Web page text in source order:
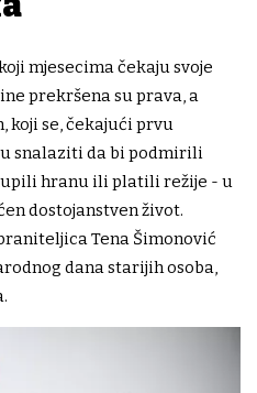
mjesecima čekaju svoje
prekršena su prava, a
koji se, čekajući prvu
snalaziti da bi podmirili
hranu ili platili režije - u
dostojanstven život.
Tena Šimonović
dana starijih osoba,